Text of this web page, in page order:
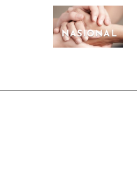
NASIONAL